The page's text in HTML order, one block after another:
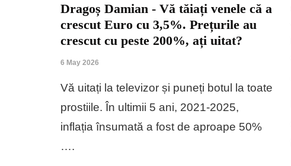
Dragoș Damian - Vă tăiați venele că a
crescut Euro cu 3,5%. Prețurile au
crescut cu peste 200%, ați uitat?
6 May 2026
Vă uitați la televizor și puneți botul la toate
prostiile. În ultimii 5 ani, 2021-2025,
inflația însumată a fost de aproape 50%
….